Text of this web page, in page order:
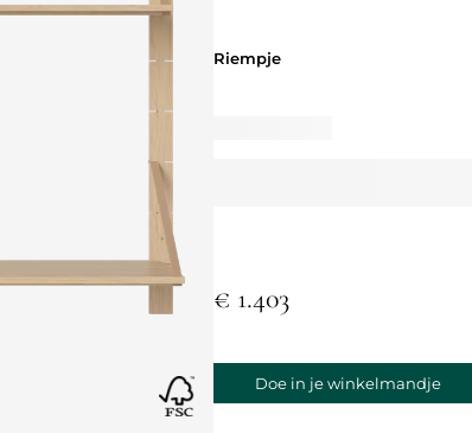
Riempje
€ 1.403
Doe in je winkelmandje